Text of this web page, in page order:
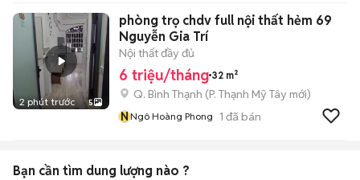
2 phút trước 5
phòng trọ chdv full nội thất hẻm 69
Nguyễn Gia Trí
Nội thất đầy đủ
6 triệu/tháng 32 m²
Q. Bình Thạnh (P. Thạnh Mỹ Tây mới)
NNgô Hoàng Phong 1 đã bán
Bạn cần tìm dung lượng nào ?